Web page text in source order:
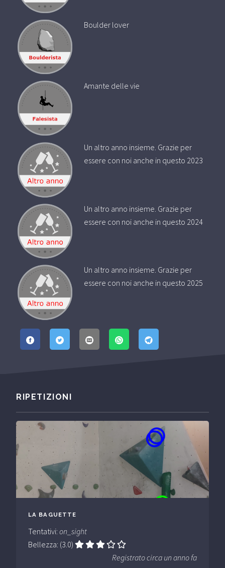
Boulder lover
Amante delle vie
Un altro anno insieme. Grazie per
essere con noi anche in questo 2023
Un altro anno insieme. Grazie per
essere con noi anche in questo 2024
Un altro anno insieme. Grazie per
essere con noi anche in questo 2025
RIPETIZIONI
LA BAGUETTE
Tentativi: on_sight
Bellezza: (3.0)
Registrato circa un anno fa